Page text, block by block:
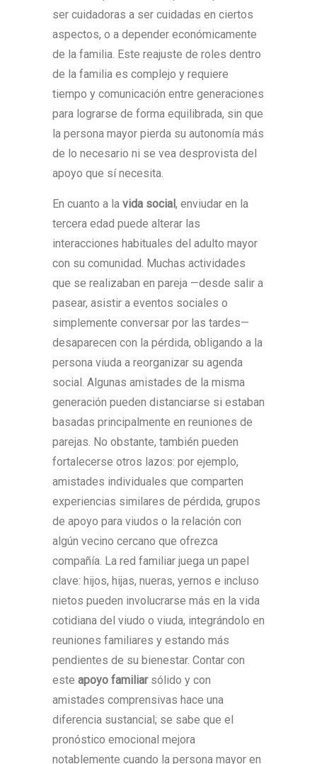
ser cuidadoras a ser cuidadas en ciertos
aspectos, o a depender económicamente
de la familia. Este reajuste de roles dentro
de la familia es complejo y requiere
tiempo y comunicación entre generaciones
para lograrse de forma equilibrada, sin que
la persona mayor pierda su autonomía más
de lo necesario ni se vea desprovista del
apoyo que sí necesita.
En cuanto a la vida social, enviudar en la
tercera edad puede alterar las
interacciones habituales del adulto mayor
con su comunidad. Muchas actividades
que se realizaban en pareja —desde salir a
pasear, asistir a eventos sociales o
simplemente conversar por las tardes—
desaparecen con la pérdida, obligando a la
persona viuda a reorganizar su agenda
social. Algunas amistades de la misma
generación pueden distanciarse si estaban
basadas principalmente en reuniones de
parejas. No obstante, también pueden
fortalecerse otros lazos: por ejemplo,
amistades individuales que comparten
experiencias similares de pérdida, grupos
de apoyo para viudos o la relación con
algún vecino cercano que ofrezca
compañía. La red familiar juega un papel
clave: hijos, hijas, nueras, yernos e incluso
nietos pueden involucrarse más en la vida
cotidiana del viudo o viuda, integrándolo en
reuniones familiares y estando más
pendientes de su bienestar. Contar con
este apoyo familiarsólido y con
amistades comprensivas hace una
diferencia sustancial; se sabe que el
pronóstico emocional mejora
notablemente cuando la persona mayor en